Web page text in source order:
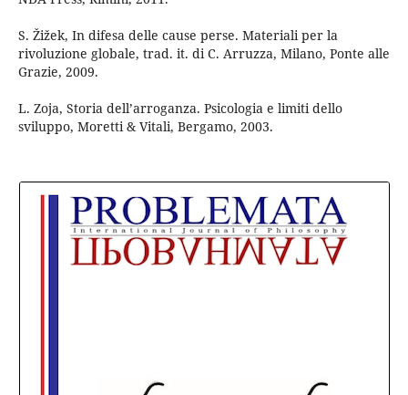
S. Žižek, In difesa delle cause perse. Materiali per la
rivoluzione globale, trad. it. di C. Arruzza, Milano, Ponte alle
Grazie, 2009.
L. Zoja, Storia dell’arroganza. Psicologia e limiti dello
sviluppo, Moretti & Vitali, Bergamo, 2003.